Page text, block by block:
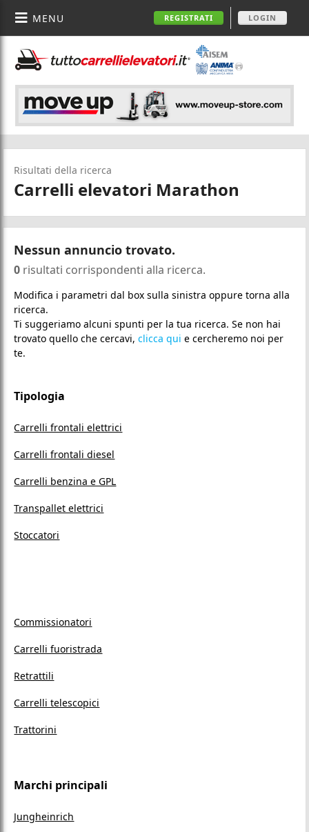
REGISTRATI LOGIN
MENU
Risultati della ricerca
Carrelli elevatori Marathon
Nessun annuncio trovato.
0 risultati corrispondenti alla ricerca.
Modifica i parametri dal box sulla sinistra oppure torna alla
ricerca.
Ti suggeriamo alcuni spunti per la tua ricerca. Se non hai
trovato quello che cercavi,clicca qui e cercheremo noi per
te.
Tipologia
Carrelli frontali elettrici
Carrelli frontali diesel
Carrelli benzina e GPL
Transpallet elettrici
Stoccatori
Commissionatori
Carrelli fuoristrada
Retrattili
Carrelli telescopici
Trattorini
Marchi principali
Jungheinrich